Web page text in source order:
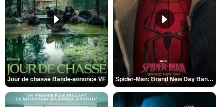
Jour de chasse Bande-annonce VF Spider-Man: Brand New Day Bande-annonce (3) VO STFR